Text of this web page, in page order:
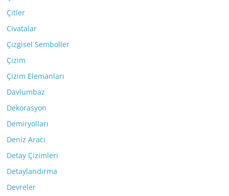
Çitler
Civatalar
Çizgisel Semboller
Çizim
Çizim Elemanları
Davlumbaz
Dekorasyon
Demiryolları
Deniz Aracı
Detay Çizimleri
Detaylandırma
Devreler